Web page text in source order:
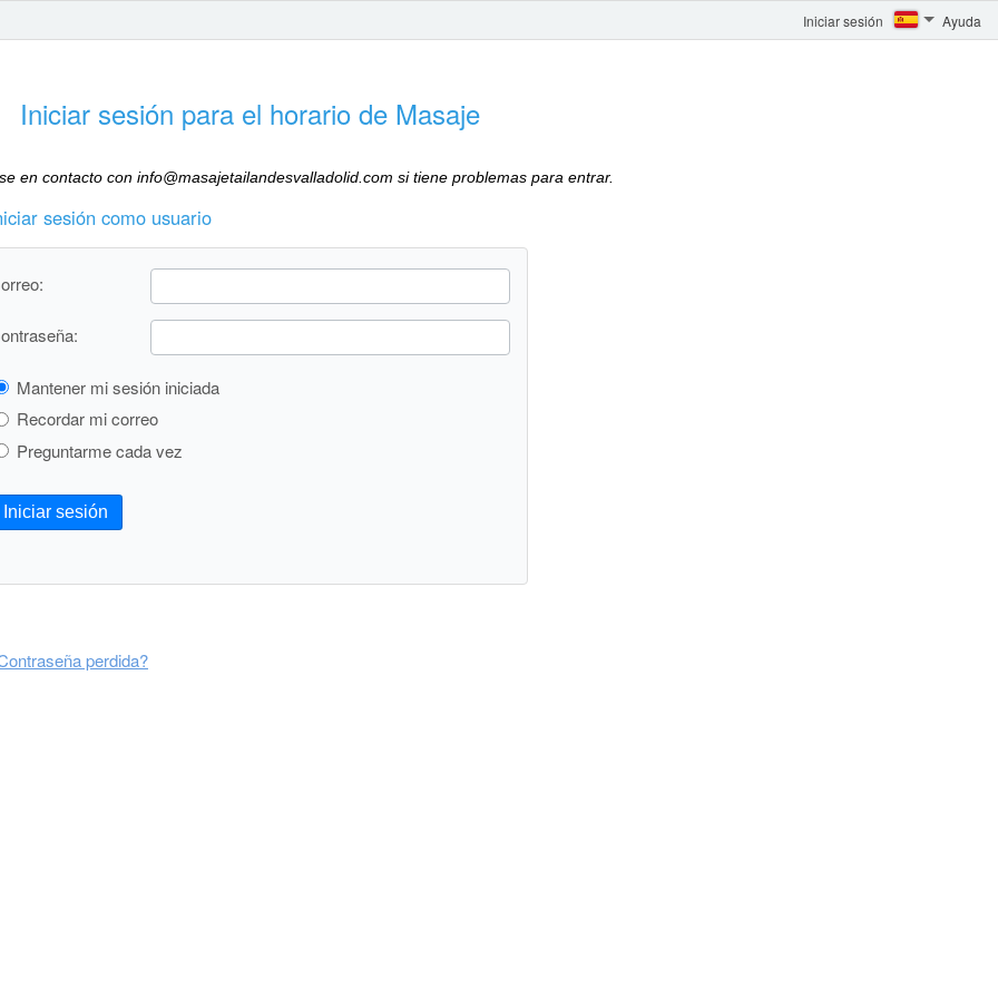
Iniciar sesión Ayuda
Iniciar sesión para el horario de Masaje
en contacto con info@masajetailandesvalladolid.com si tiene problemas para entrar.
sesión como usuario
Mantener mi sesión iniciada
Recordar mi correo
Preguntarme cada vez
Iniciar sesión
perdida?